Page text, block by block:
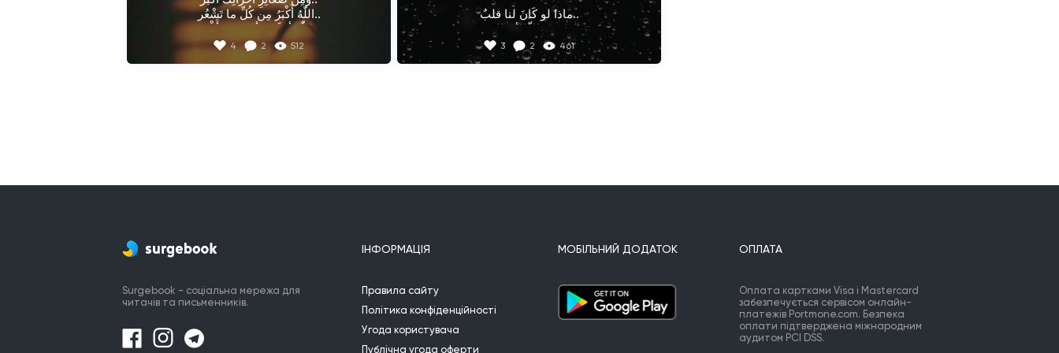
اللّٰهُ أَكْبَرُ مِن كُلِّ ما تَشْعُر..
اللّٰهُ أعلَىٰ وَأسْمىٰ وَأَكْبَر..
اطلُبهُ، يَأتِيكَ بِمَا أرَدْتَ وَأكْثَر..
4 2 512
ماذا لو كَانَ لنا قلبٌ..
لا يَهوىٰ إلاّ الأمطار!؟
ماذَا يَحدُثُ إن أرْخَينَا..
3 2 461
Surgebook - соціальна мережа для
читачів та письменників.
ІНФОРМАЦІЯ
Правила сайту
Політика конфіденційності
Угода користувача
Публічна угода оферти
МОБІЛЬНИЙ ДОДАТОК ОПЛАТА
Оплата картками Visa і Mastercard
забезпечується сервісом онлайн-
платежів Portmone.com. Безпека
оплати підтверджена міжнародним
аудитом PCI DSS.